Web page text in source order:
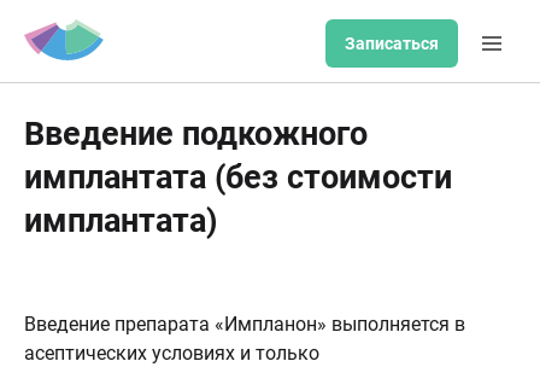
Записаться
Введение подкожного
имплантата (без стоимости
имплантата)
Введение препарата «Импланон» выполняется в
асептических условиях и только